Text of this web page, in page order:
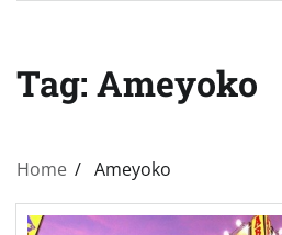
Tag: Ameyoko
Home Ameyoko